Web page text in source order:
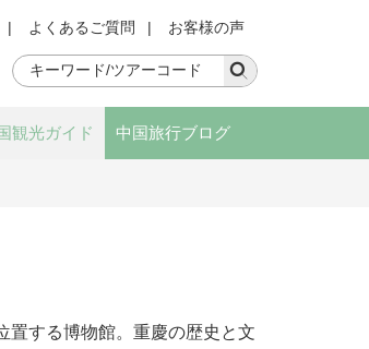
| よくあるご質問 | お客様の声
観光ガイド 中国旅行ブログ
置する博物館。重慶の歴史と文